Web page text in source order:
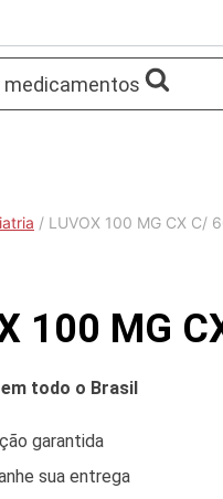
medicamentos
/ LUVOX 100 MG CX C/
100 MG
todo o Brasil
garantida
sua entrega